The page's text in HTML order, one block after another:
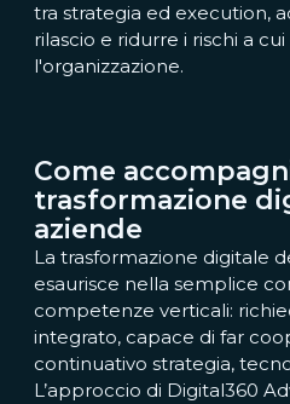
tra strategia ed execution,
rilascio e ridurre i rischi a
l'organizzazione.
Come
trasformazione
aziende
La trasformazione digitale
esaurisce nella semplice
competenze verticali:
integrato, capace di far
continuativo strategia,
L’approccio di Digital360